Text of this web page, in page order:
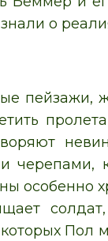
о
пейзажи,
особенно
Пол